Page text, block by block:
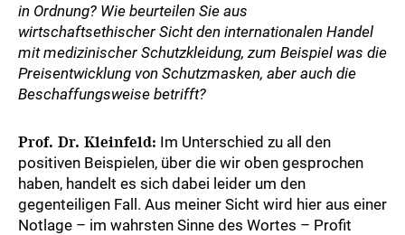
in Ordnung? Wie beurteilen Sie aus
wirtschaftsethischer Sicht den internationalen Handel
mit medizinischer Schutzkleidung, zum Beispiel was die
Preisentwicklung von Schutzmasken, aber auch die
Beschaffungsweise betrifft?
Prof. Dr. Kleinfeld: Im Unterschied zu all den
positiven Beispielen, über die wir oben gesprochen
haben, handelt es sich dabei leider um den
gegenteiligen Fall. Aus meiner Sicht wird hier aus einer
Notlage – im wahrsten Sinne des Wortes – Profit